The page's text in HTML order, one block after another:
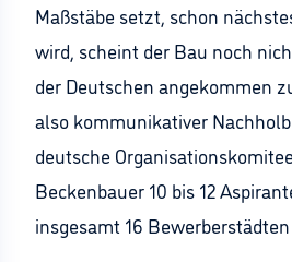
Maßstäbe setzt, schon
wird, scheint der Bau noch
der Deutschen angekommen
also kommunikativer
deutsche
Beckenbauer 10 bis 12
insgesamt 16